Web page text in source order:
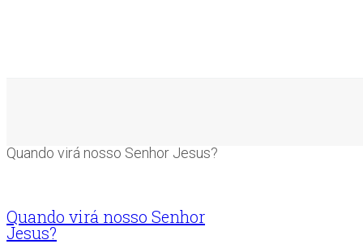
Quando virá nosso Senhor Jesus?
Quando virá nosso Senhor
Jesus?